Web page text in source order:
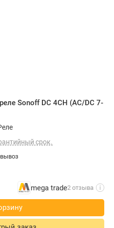
Sonoff DC 4CH (AC/DC 7-
срок.
mega trade2 отзыва i